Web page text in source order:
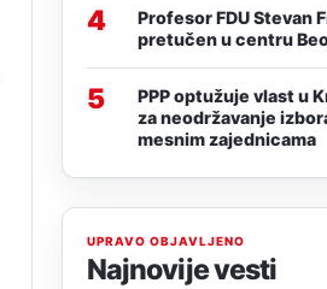
4
Profesor FDU Stevan
pretučen u centru
5
PPP optužuje vlast u
za neodržavanje
mesnim zajednicama
UPRAVO OBJAVLJENO
Najnovije vesti